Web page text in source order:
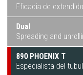
Eficacia de
Dual
Spreading and
890 PHOENIX T
Especialista del